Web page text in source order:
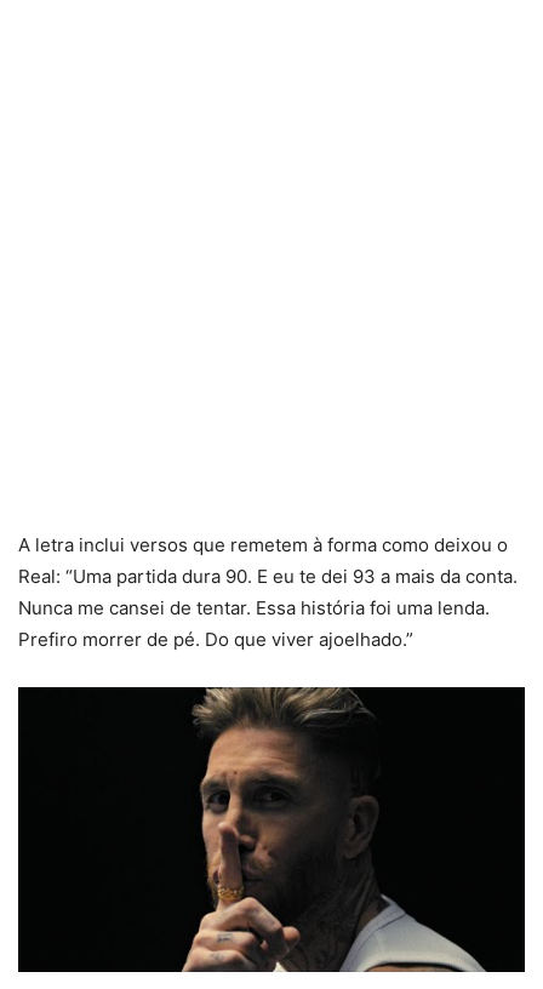
A letra inclui versos que remetem à forma como deixou o
Real: “Uma partida dura 90. E eu te dei 93 a mais da conta.
Nunca me cansei de tentar. Essa história foi uma lenda.
Prefiro morrer de pé. Do que viver ajoelhado.”